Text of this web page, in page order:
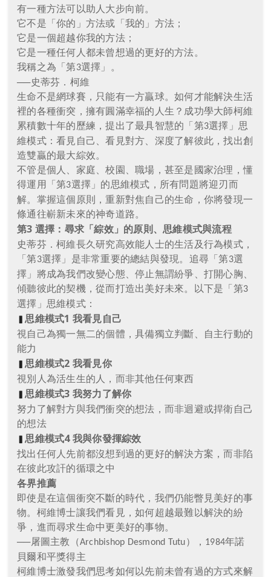
有一種方法可以助人大步向前。
它不是「你的」方法或「我的」方法；
它是一個超越你我的方法；
它是一種任何人都未曾想過的更好的方法。
我稱之為「第3選擇」。
──史蒂芬．柯維
生命不是網球賽，只能有一方贏球。如何才能解決生活
裡的各種衝突，擁有圓滿幸福的人生？成功學大師柯維
累積數十年的歷練，提出了最具智慧的「第3選擇」思
維模式：看見自己、看見對方、深度了解彼此，找出創
造雙贏的最大綜效。
不管是個人、家庭、校園、職場，甚至是國家治理，懂
得運用「第3選擇」的思維模式，所有問題將迎刃而
解。掌握這個原則，重新對焦自己的生命，你將發現一
條通往嶄新未來的神奇道路。
第3 選擇：尋求「綜效」的原則、思維模式與流程
史蒂芬．柯維長久研究高效能人士的生活及行為模式，
「第3選擇」是非常重要的總結與發現。追尋「第3選
擇」將成為我們改變心態、停止無謂紛爭、打開心胸、
傾聽彼此的契機，從而打造出美好未來。以下是「第3
選擇」思維模式：
▍思維模式1 我看見自己
視自己為獨一無二的個體，具備獨立判斷、自主行動的
能力
▍思維模式2 我看見你
視別人為活生生的人，而非其他任何東西
▍思維模式3 我努力了解你
努力了解對方與我們衝突的想法，而非迴避或捍衛自己
的想法
▍思維模式4我與你發揮綜效
找出任何人先前都沒想到過的更好的解決方案，而非陷
在彼此攻訐的循環之中
各界推薦
即使是在這個衝突不斷的時代，我們仍能瞥見美好的事
物。柯維博士讓我們看見，如何超越最難以解決的紛
爭，進而尋求生命中更美好的事物。
──屠圖主教（Archbishop Desmond Tutu）， 1984年諾
貝爾和平獎得主
柯維博士激發我們思考如何以先前未曾有過的方式來解